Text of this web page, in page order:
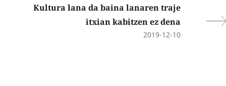
Kultura lana da baina lanaren traje
itxian kabitzen ez dena
2019-12-10